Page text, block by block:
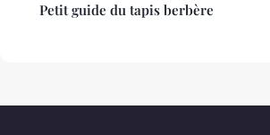
Petit guide du tapis berbère